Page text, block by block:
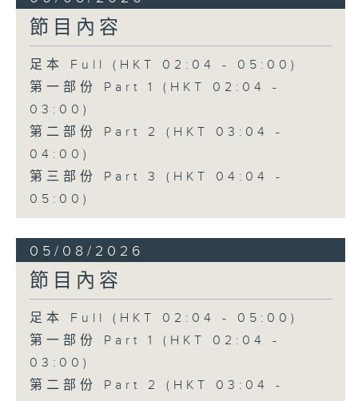
節目內容
足本 Full (HKT 02:04 - 05:00)
第一部份 Part 1 (HKT 02:04 -
03:00)
第二部份 Part 2 (HKT 03:04 -
04:00)
第三部份 Part 3 (HKT 04:04 -
05:00)
05/08/2026
節目內容
足本 Full (HKT 02:04 - 05:00)
第一部份 Part 1 (HKT 02:04 -
03:00)
第二部份 Part 2 (HKT 03:04 -